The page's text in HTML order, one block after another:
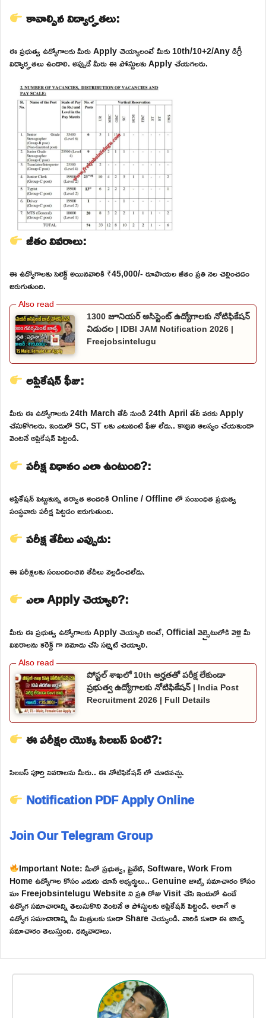
కావాల్సిన విద్యార్హతలు:
ఈ ప్రభుత్వ ఉద్యోగాలకు మీరు Apply చెయ్యాలంటే మీకు 10th/10+2/Any డిగ్రీ
విద్యార్హతలు ఉండాలి. అప్పుడే మీరు ఈ పోస్టులకు Apply చేయగలరు.
జీతం వివరాలు:
ఈ ఉద్యోగాలకు సెలెక్ట్ అయినవారికి ₹45,000/- రూపాయల జీతం ప్రతి నెల చెల్లించడం
జరుగుతుంది.
1300 జూనియర్ అసిస్టెంట్ ఉద్యోగాలకు నోటిఫికేషన్
విడుదల | IDBI JAM Notification 2026 |
Freejobsintelugu
అప్లికేషన్ ఫీజు:
మీరు ఈ ఉద్యోగాలకు 24th March తేదీ నుండి 24th April తేదీ వరకు Apply
చేసుకోగలరు. ఇందులో SC, ST లకు ఎటువంటి ఫీజు లేదు.. కావున ఆలస్యం చేయకుండా
వెంటనే అప్లికేషన్ పెట్టండి.
పరీక్ష విధానం ఎలా ఉంటుంది?:
అప్లికేషన్ పెట్టుకున్న తర్వాత అందరికి Online / Offline లో సంబంధిత ప్రభుత్వ
సంస్థవారు పరీక్ష పెట్టడం జరుగుతుంది.
పరీక్ష తేదీలు ఎప్పుడు:
ఈ పరీక్షలకు సంబందించిన తేదీలు వెల్లడించలేదు.
ఎలా Apply చెయ్యాలి?:
మీరు ఈ ప్రభుత్వ ఉద్యోగాలకు Apply చెయ్యాలి అంటే, Official వెబ్సైటులోకి వెళ్లి మీ
వివరాలను కరెక్ట్ గా నమోదు చేసి సబ్మిట్ చెయ్యాలి.
పోస్టల్ శాఖలో 10th అర్హతతో పరీక్ష లేకుండా
ప్రభుత్వ ఉద్యోగాలకు నోటిఫికేషన్ | India Post
Recruitment 2026 | Full Details
ఈ పరీక్షల యొక్క సిలబస్ ఏంటి?:
సిలబస్ పూర్తి వివరాలను మీరు.. ఈ నోటిఫికేషన్ లో చూడవచ్చు.
Notification PDFApply Online
Join Our Telegram Group
Important Note: మీలో ప్రభుత్వ, ప్రైవేట్, Software, Work From
Home ఉద్యోగాల కోసం ఎదురు చూసే అభ్యర్థులు.. Genuine జాబ్స్ సమాచారం కోసం
మా Freejobsintelugu Website ని ప్రతి రోజు Visit చేసి ఇందులో ఉండే
ఉద్యోగ సమాచారాన్ని తెలుసుకొని వెంటనే ఆ పోస్టులకు అప్లికేషన్ పెట్టండి. అలాగే ఆ
ఉద్యోగ సమాచారాన్ని మీ మిత్రులకు కూడా Share చెయ్యండి. వారికి కూడా ఈ జాబ్స్
సమాచారం తెలుస్తుంది. ధన్యవాదాలు.